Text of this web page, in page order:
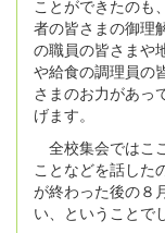
ことができたのも
者の皆さまの御理
の職員の皆さまや
や給食の調理員の
さまのお力があっ
げます。
全校集会ではこ
ことなどを話した
が終わった後の８
い、ということで